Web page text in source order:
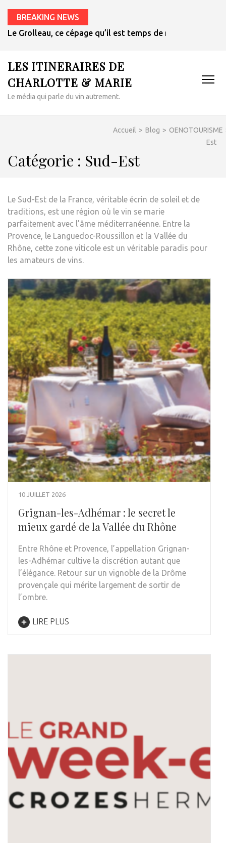
BREAKING NEWS
Le Grolleau, ce cépage qu’il est temps de redécouvrir
LES ITINERAIRES DE
CHARLOTTE & MARIE
Le média qui parle du vin autrement.
Accueil > Blog > OENOTOURISME
Est
Catégorie : Sud-Est
Le Sud-Est de la France, véritable écrin de soleil et de
traditions, est une région où le vin se marie
parfaitement avec l’âme méditerranéenne. Entre la
Provence, le Languedoc-Roussillon et la Vallée du
Rhône, cette zone viticole est un véritable paradis pour
les amateurs de vins.
10 JUILLET 2026
Grignan-les-Adhémar : le secret le
mieux gardé de la Vallée du Rhône
Entre Rhône et Provence, l’appellation Grignan-
les-Adhémar cultive la discrétion autant que
l’élégance. Retour sur un vignoble de la Drôme
provençale qui mérite largement de sortir de
l’ombre.
LIRE PLUS